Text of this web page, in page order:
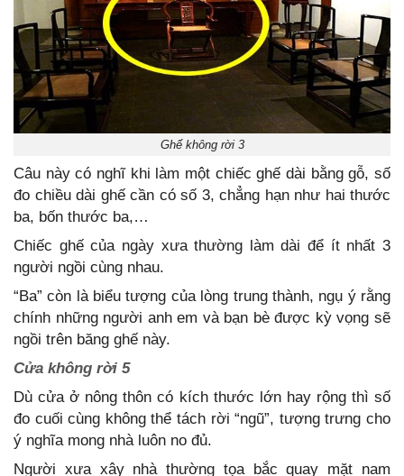
Ghế không rời 3
Câu này có nghĩ khi làm một chiếc ghế dài bằng gỗ, số
đo chiều dài ghế cần có số 3, chẳng hạn như hai thước
ba, bốn thước ba,…
Chiếc ghế của ngày xưa thường làm dài để ít nhất 3
người ngồi cùng nhau.
“Ba” còn là biểu tượng của lòng trung thành, ngụ ý rằng
chính những người anh em và bạn bè được kỳ vọng sẽ
ngồi trên băng ghế này.
Cửa không rời 5
Dù cửa ở nông thôn có kích thước lớn hay rộng thì số
đo cuối cùng không thể tách rời “ngũ”, tượng trưng cho
ý nghĩa mong nhà luôn no đủ.
Người xưa xây nhà thường tọa bắc quay mặt nam